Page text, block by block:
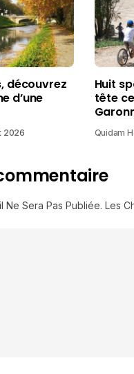
découvrez
d’une
2026
Huit
tête
Quidam
Ne Sera Pas Publiée. Les